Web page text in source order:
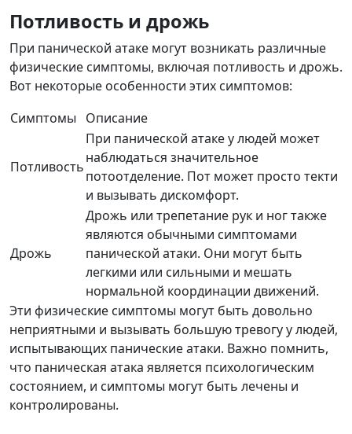
Потливость и дрожь
При панической атаке могут возникать различные
физические симптомы, включая потливость и дрожь.
Вот некоторые особенности этих симптомов:
Симптомы
Описание
Потливость
При панической атаке у людей может
наблюдаться значительное
потоотделение. Пот может просто текти
и вызывать дискомфорт.
Дрожь
Дрожь или трепетание рук и ног также
являются обычными симптомами
панической атаки. Они могут быть
легкими или сильными и мешать
нормальной координации движений.
Эти физические симптомы могут быть довольно
неприятными и вызывать большую тревогу у людей,
испытывающих панические атаки. Важно помнить,
что паническая атака является психологическим
состоянием, и симптомы могут быть лечены и
контролированы.